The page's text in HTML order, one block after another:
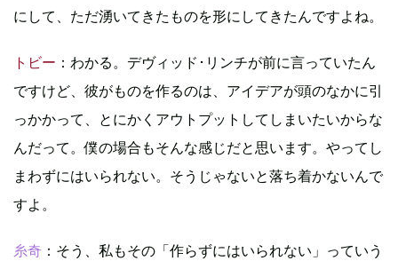
にして、ただ湧いてきたものを形にしてきたんですよね。
トビー ：わかる。デヴィッド･リンチが前に言っていたん
ですけど、彼がものを作るのは、アイデアが頭のなかに引
っかかって、とにかくアウトプットしてしまいたいからな
んだって。僕の場合もそんな感じだと思います。やってし
まわずにはいられない。そうじゃないと落ち着かないんで
すよ。
糸奇 ：そう、私もその「作らずにはいられない」っていう